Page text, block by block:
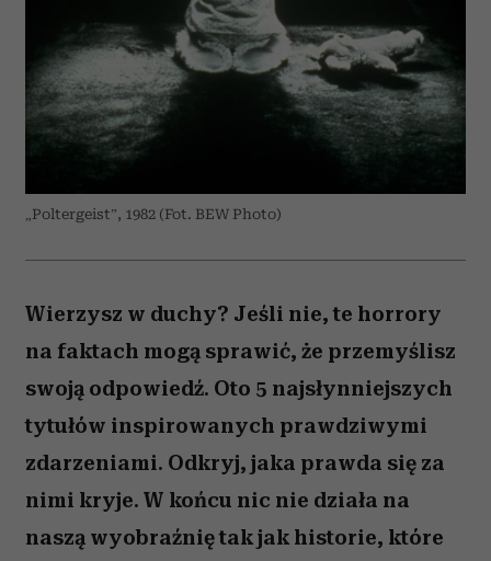
„Poltergeist”, 1982 (Fot. BEW Photo)
Wierzysz w duchy? Jeśli nie, te horrory
na faktach mogą sprawić, że przemyślisz
swoją odpowiedź. Oto 5 najsłynniejszych
tytułów inspirowanych prawdziwymi
zdarzeniami. Odkryj, jaka prawda się za
nimi kryje. W końcu nic nie działa na
naszą wyobraźnię tak jak historie, które